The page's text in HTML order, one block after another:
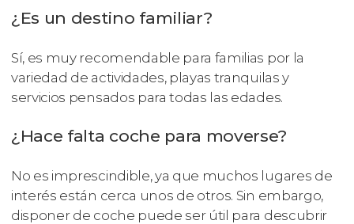
¿Es un destino familiar?
Sí, es muy recomendable para familias por la
variedad de actividades, playas tranquilas y
servicios pensados para todas las edades.
¿Hace falta coche para moverse?
No es imprescindible, ya que muchos lugares de
interés están cerca unos de otros. Sin embargo,
disponer de coche puede ser útil para descubrir